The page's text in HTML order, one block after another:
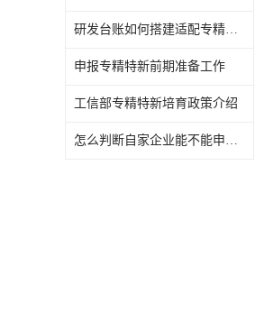
研发台账如何搭建适配专精特新
申报专精特新前期准备工作
工信部专精特新培育政策介绍
怎么判断自家企业能不能申报专精特新